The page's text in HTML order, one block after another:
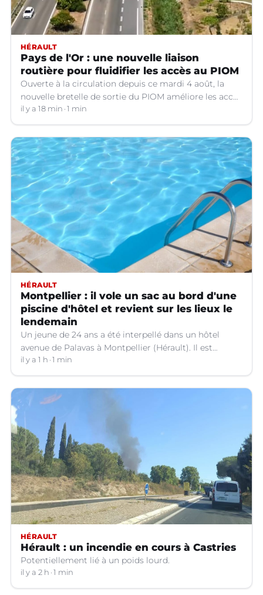
HÉRAULT
Pays de l'Or : une nouvelle liaison
routière pour fluidifier les accès au PIOM
Ouverte à la circulation depuis ce mardi 4 août, la
nouvelle bretelle de sortie du PIOM améliore les accès
à la zone d'activités et facilite les déplacements
quotidiens.
il y a 18 min 1 min
HÉRAULT
Montpellier : il vole un sac au bord d'une
piscine d'hôtel et revient sur les lieux le
lendemain
Un jeune de 24 ans a été interpellé dans un hôtel
avenue de Palavas à Montpellier (Hérault). Il est
suspecté d'avoir volé le sac d'une cliente.
il y a 1 h 1 min
HÉRAULT
Hérault : un incendie en cours à Castries
Potentiellement lié à un poids lourd.
il y a 2 h 1 min